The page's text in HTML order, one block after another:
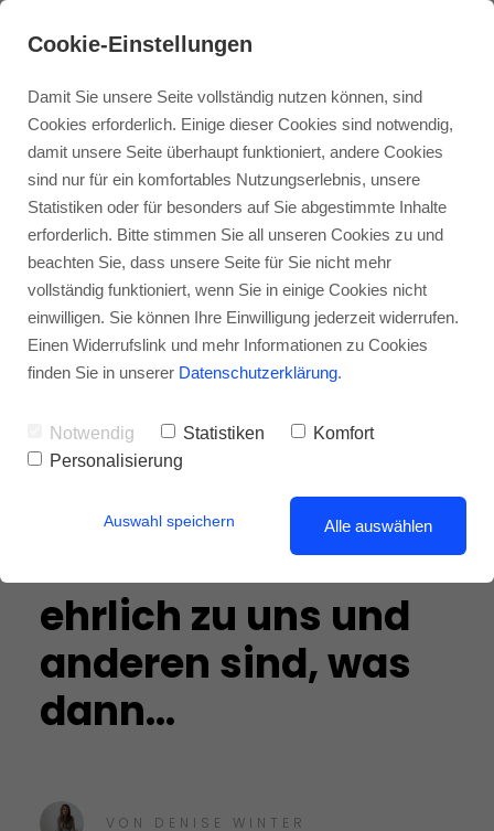
Einzelberatung /- Therapie
Paartherapie
Familientherapie
Businesscoaching
Die Angst vor der
Scham: Wenn wir
ehrlich zu uns und
anderen sind, was
dann...
VON DENISE WINTER
Cookie-Einstellungen
Damit Sie unsere Seite vollständig nutzen können, sind
Cookies erforderlich. Einige dieser Cookies sind notwendig,
damit unsere Seite überhaupt funktioniert, andere Cookies
sind nur für ein komfortables Nutzungserlebnis, unsere
Statistiken oder für besonders auf Sie abgestimmte Inhalte
erforderlich. Bitte stimmen Sie all unseren Cookies zu und
beachten Sie, dass unsere Seite für Sie nicht mehr
vollständig funktioniert, wenn Sie in einige Cookies nicht
einwilligen. Sie können Ihre Einwilligung jederzeit widerrufen.
Einen Widerrufslink und mehr Informationen zu Cookies
finden Sie in unserer Datenschutzerklärung.
Notwendig Statistiken
Komfort
Personalisierung
Auswahl speichern Alle auswählen